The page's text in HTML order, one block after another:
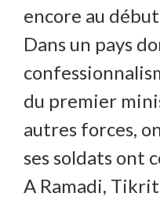
encore au
Dans un pays
du premier
autres forces,
ses soldats ont
A Ramadi,